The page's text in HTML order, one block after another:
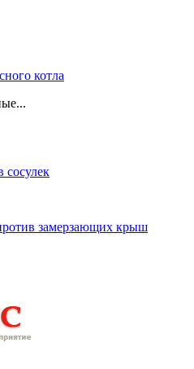
котла
сосулек
замерзающих крыш